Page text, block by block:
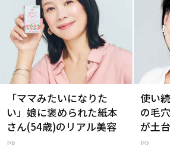
「ママみたいになりた
い」娘に褒められた紙本
さん(54歳)のリアル美容
使い
の毛
が土